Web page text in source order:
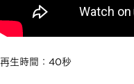
再生時間：40秒